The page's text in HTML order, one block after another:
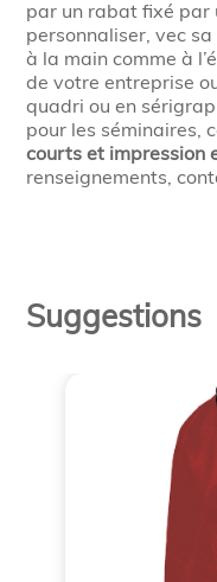
par un rabat fixé par
personnaliser, vec
à la main comme à
de votre entreprise
quadri ou en
pour les séminaires,
courts et impression
renseignements,
Suggestions